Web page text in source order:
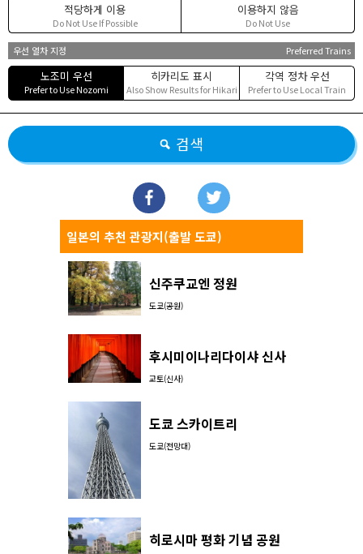
적당하게 이용
Do Not Use If Possible
이용하지 않음
Do Not Use
우선 열차 지정 Preferred Trains
노조미 우선
Prefer to Use Nozomi
히카리도 표시
Also Show Results for Hikari
각역 정차 우선
Prefer to Use Local Train
검색
일본의 추천 관광지(출발 도쿄)
신주쿠교엔 정원
도쿄(공원)
후시미이나리다이샤 신사
교토(신사)
도쿄 스카이트리
도쿄(전망대)
히로시마 평화 기념 공원